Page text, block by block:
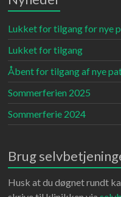
Lukket for tilgang for nye
Lukket for tilgang
Åbent for tilgang af nye
Sommerferien 2025
Sommerferie 2024
Brug
Husk at du døgnet rundt